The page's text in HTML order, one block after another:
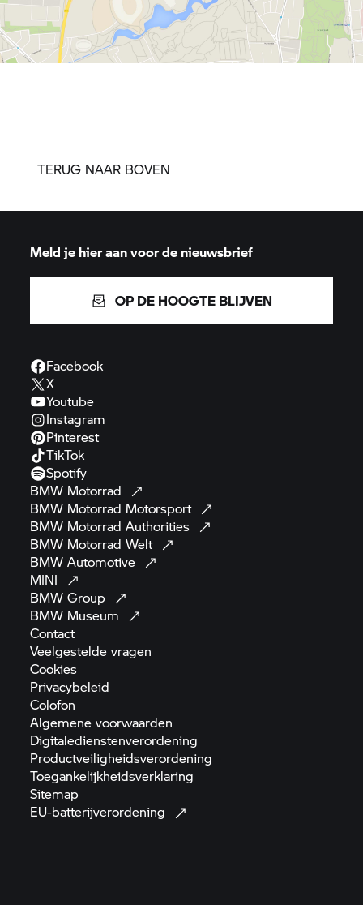
TERUG NAAR BOVEN
Meld je hier aan voor de nieuwsbrief
OP DE HOOGTE BLIJVEN
Facebook
X
Youtube
Instagram
Pinterest
TikTok
Spotify
BMW Motorrad
BMW Motorrad Motorsport
BMW Motorrad Authorities
BMW Motorrad Welt
BMWAutomotive
MINI
BMWGroup
BMW Museum
Contact
Veelgesteldevragen
Cookies
Privacybeleid
Colofon
Algemenevoorwaarden
Digitaledienstenverordening
Productveiligheidsverordening
Toegankelijkheidsverklaring
Sitemap
EU-batterijverordening